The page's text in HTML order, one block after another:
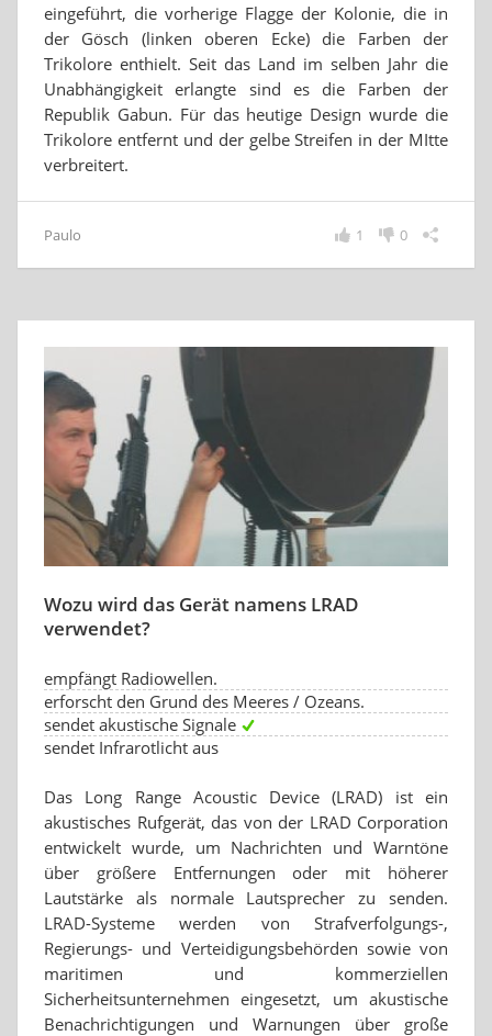
eingeführt, die vorherige Flagge der Kolonie, die in
der Gösch (linken oberen Ecke) die Farben der
Trikolore enthielt. Seit das Land im selben Jahr die
Unabhängigkeit erlangte sind es die Farben der
Republik Gabun. Für das heutige Design wurde die
Trikolore entfernt und der gelbe Streifen in der MItte
verbreitert.
Paulo 0
1
Wozu wird das Gerät namens LRAD
verwendet?
empfängt Radiowellen.
erforscht den Grund des Meeres / Ozeans.
sendet akustische Signale
sendet Infrarotlicht aus
Das Long Range Acoustic Device (LRAD) ist ein
akustisches Rufgerät, das von der LRAD Corporation
entwickelt wurde, um Nachrichten und Warntöne
über größere Entfernungen oder mit höherer
Lautstärke als normale Lautsprecher zu senden.
LRAD-Systeme werden von Strafverfolgungs-,
Regierungs- und Verteidigungsbehörden sowie von
maritimen und kommerziellen
Sicherheitsunternehmen eingesetzt, um akustische
Benachrichtigungen und Warnungen über große